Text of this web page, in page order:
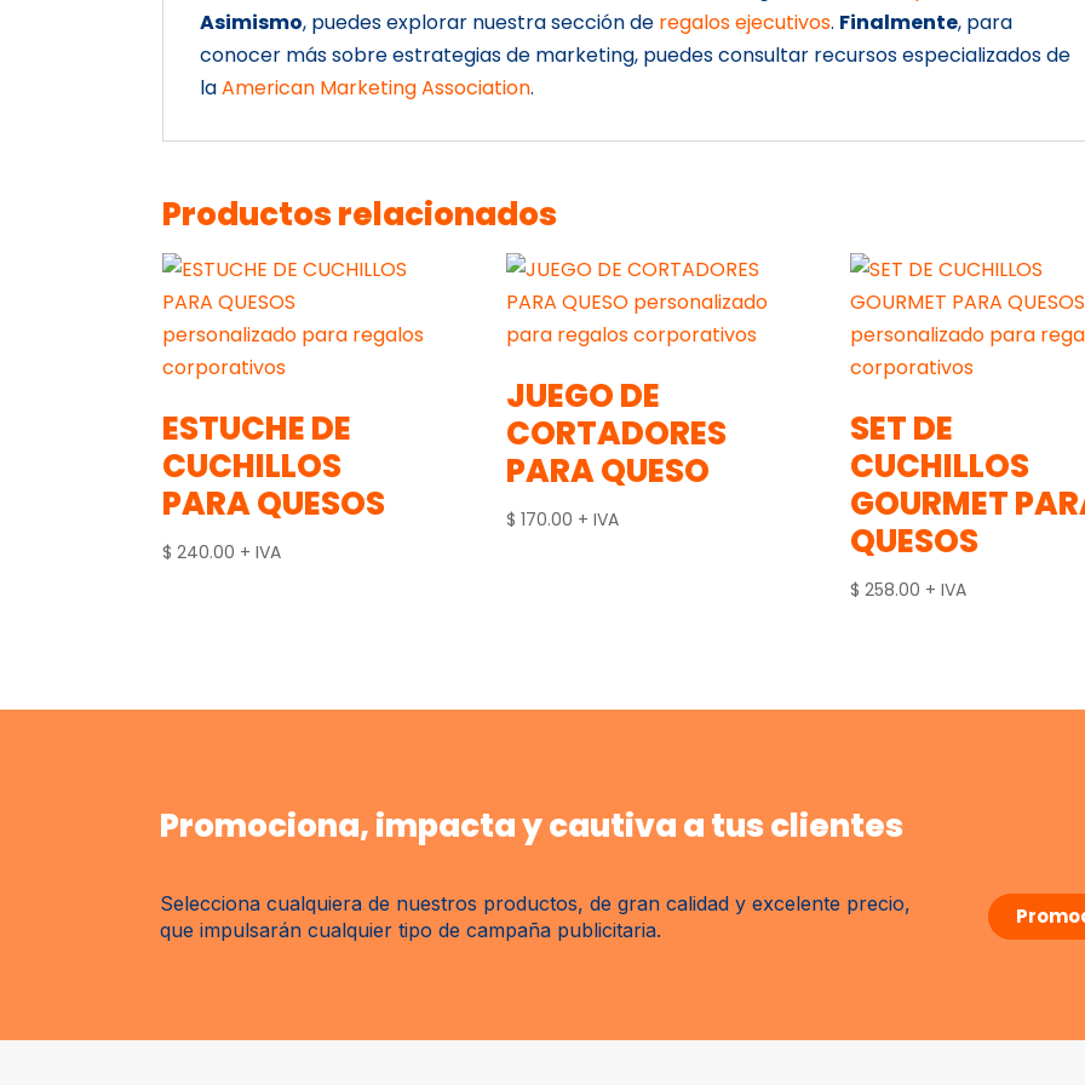
Asimismo, puedes explorar nuestra sección de regalos ejecutivos. Finalmente, para
conocer más sobre estrategias de marketing, puedes consultar recursos especializados de
laAmerican Marketing Association.
Productos relacionados
ESTUCHE DE
CUCHILLOS
PARA QUESOS
$ 240.00 + IVA
JUEGO DE
CORTADORES
PARA QUESO
$ 170.00 + IVA
SET DE
CUCHILLOS
GOURMET
QUESOS
$ 258.00 + IVA
Promociona, impacta y cautiva a tus clientes
Selecciona cualquiera de nuestros productos, de gran calidad y excelente precio,
que impulsarán cualquier tipo de campaña publicitaria.